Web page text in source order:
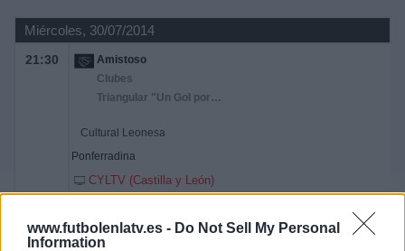
www.futbolenlatv.es - Do Not Sell My Personal
Information
Miércoles, 30/07/2014
21:30
Amistoso
Clubes
Triangular "Un Gol por la Minería"
Cultural Leonesa
Ponferradina
CYLTV (Castilla y León)
Miércoles, 20/11/2013